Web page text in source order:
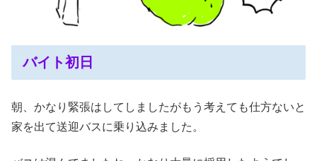
バイト初日
朝、かなり緊張はしてしましたがもう考えても仕方ないと
家を出て送迎バスに乗り込みました。